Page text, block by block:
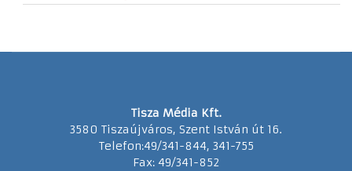
Tisza Média Kft.
3580 Tiszaújváros, Szent István út 16.
Telefon:49/341-844, 341-755
Fax: 49/341-852